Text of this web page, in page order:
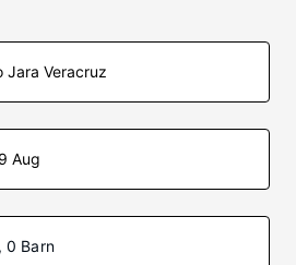
Aug
0 Barn